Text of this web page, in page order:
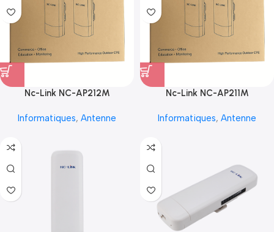
Nc-Link NC-AP212M
Informatiques, Antenne
Nc-Link NC-AP211M
Informatiques, Antenne